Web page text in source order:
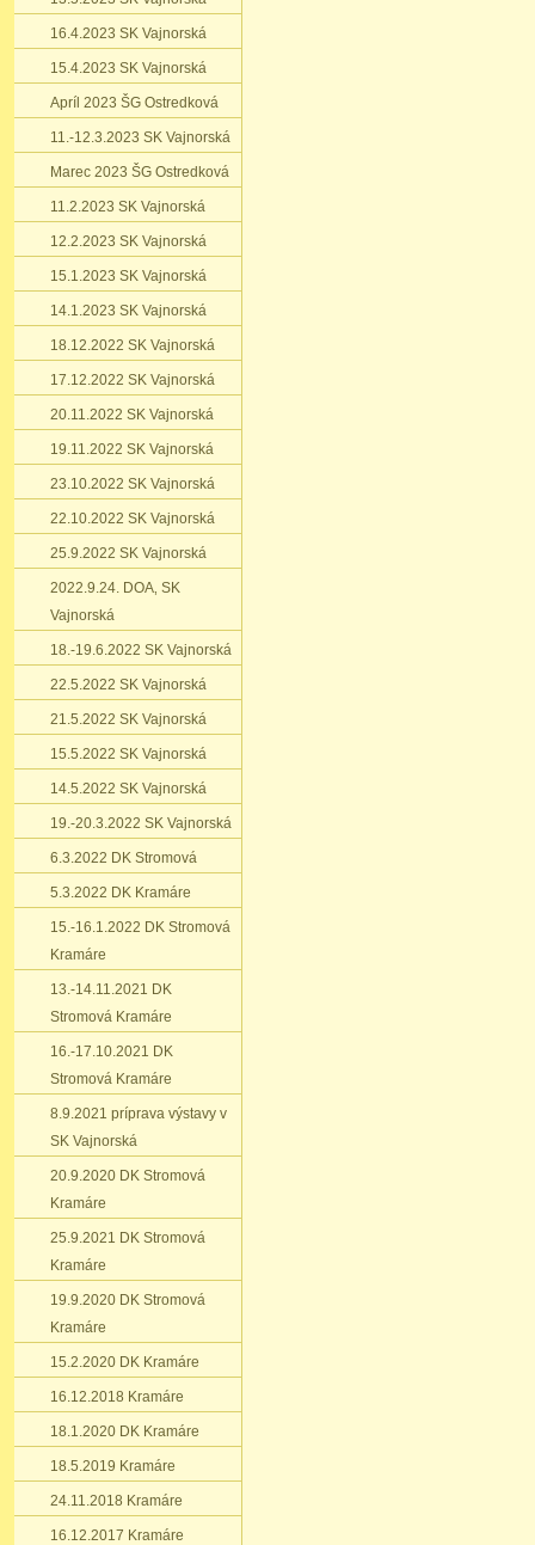
16.4.2023 SK Vajnorská
15.4.2023 SK Vajnorská
Apríl 2023 ŠG Ostredková
11.-12.3.2023 SK Vajnorská
Marec 2023 ŠG Ostredková
11.2.2023 SK Vajnorská
12.2.2023 SK Vajnorská
15.1.2023 SK Vajnorská
14.1.2023 SK Vajnorská
18.12.2022 SK Vajnorská
17.12.2022 SK Vajnorská
20.11.2022 SK Vajnorská
19.11.2022 SK Vajnorská
23.10.2022 SK Vajnorská
22.10.2022 SK Vajnorská
25.9.2022 SK Vajnorská
2022.9.24. DOA‚ SK
Vajnorská
18.-19.6.2022 SK Vajnorská
22.5.2022 SK Vajnorská
21.5.2022 SK Vajnorská
15.5.2022 SK Vajnorská
14.5.2022 SK Vajnorská
19.-20.3.2022 SK Vajnorská
6.3.2022 DK Stromová
5.3.2022 DK Kramáre
15.-16.1.2022 DK Stromová
Kramáre
13.-14.11.2021 DK
Stromová Kramáre
16.-17.10.2021 DK
Stromová Kramáre
8.9.2021 príprava výstavy v
SK Vajnorská
20.9.2020 DK Stromová
Kramáre
25.9.2021 DK Stromová
Kramáre
19.9.2020 DK Stromová
Kramáre
15.2.2020 DK Kramáre
16.12.2018 Kramáre
18.1.2020 DK Kramáre
18.5.2019 Kramáre
24.11.2018 Kramáre
16.12.2017 Kramáre